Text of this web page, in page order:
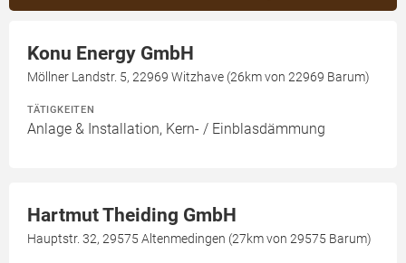
Konu Energy GmbH
Möllner Landstr. 5, 22969 Witzhave (26km von 22969 Barum)
TÄTIGKEITEN
Anlage & Installation, Kern- / Einblasdämmung
Hartmut Theiding GmbH
Hauptstr. 32, 29575 Altenmedingen (27km von 29575 Barum)